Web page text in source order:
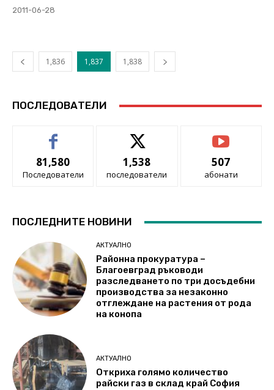
2011-06-28
1,836 1,837 1,838
ПОСЛЕДОВАТЕЛИ
81,580
Последователи
1,538
последователи
507
абонати
ПОСЛЕДНИТЕ НОВИНИ
АКТУАЛНО
Районна прокуратура –
Благоевград ръководи
разследването по три досъдебни
производства за незаконно
отглеждане на растения от рода
на конопа
АКТУАЛНО
Откриха голямо количество
райски газ в склад край София